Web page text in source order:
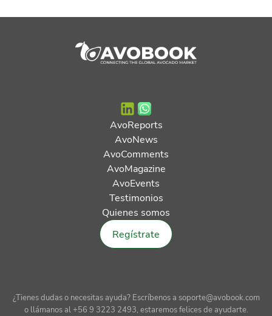
AvoReports
AvoNews
AvoComments
AvoMagazine
AvoEvents
Testimonios
Quienes somos
Regístrate
¿Tienes dudas o necesitas ayuda? Escríbenos a soporte@avobook.com
o llámanos al +56 9 3223 2493, estaremos felices de ayudarte.